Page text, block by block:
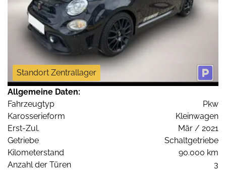
Standort Zentrallager
Allgemeine Daten:
Fahrzeugtyp
Pkw
Karosserieform
Kleinwagen
Erst-Zul.
Mär / 2021
Getriebe
Schaltgetriebe
Kilometerstand
90.000 km
Anzahl der Türen
3